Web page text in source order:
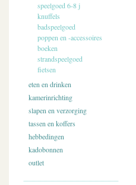
speelgoed 6-8 j
knuffels
badspeelgoed
poppen en -accessoires
boeken
strandspeelgoed
fietsen
eten en drinken
kamerinrichting
slapen en verzorging
tassen en koffers
hebbedingen
kadobonnen
outlet